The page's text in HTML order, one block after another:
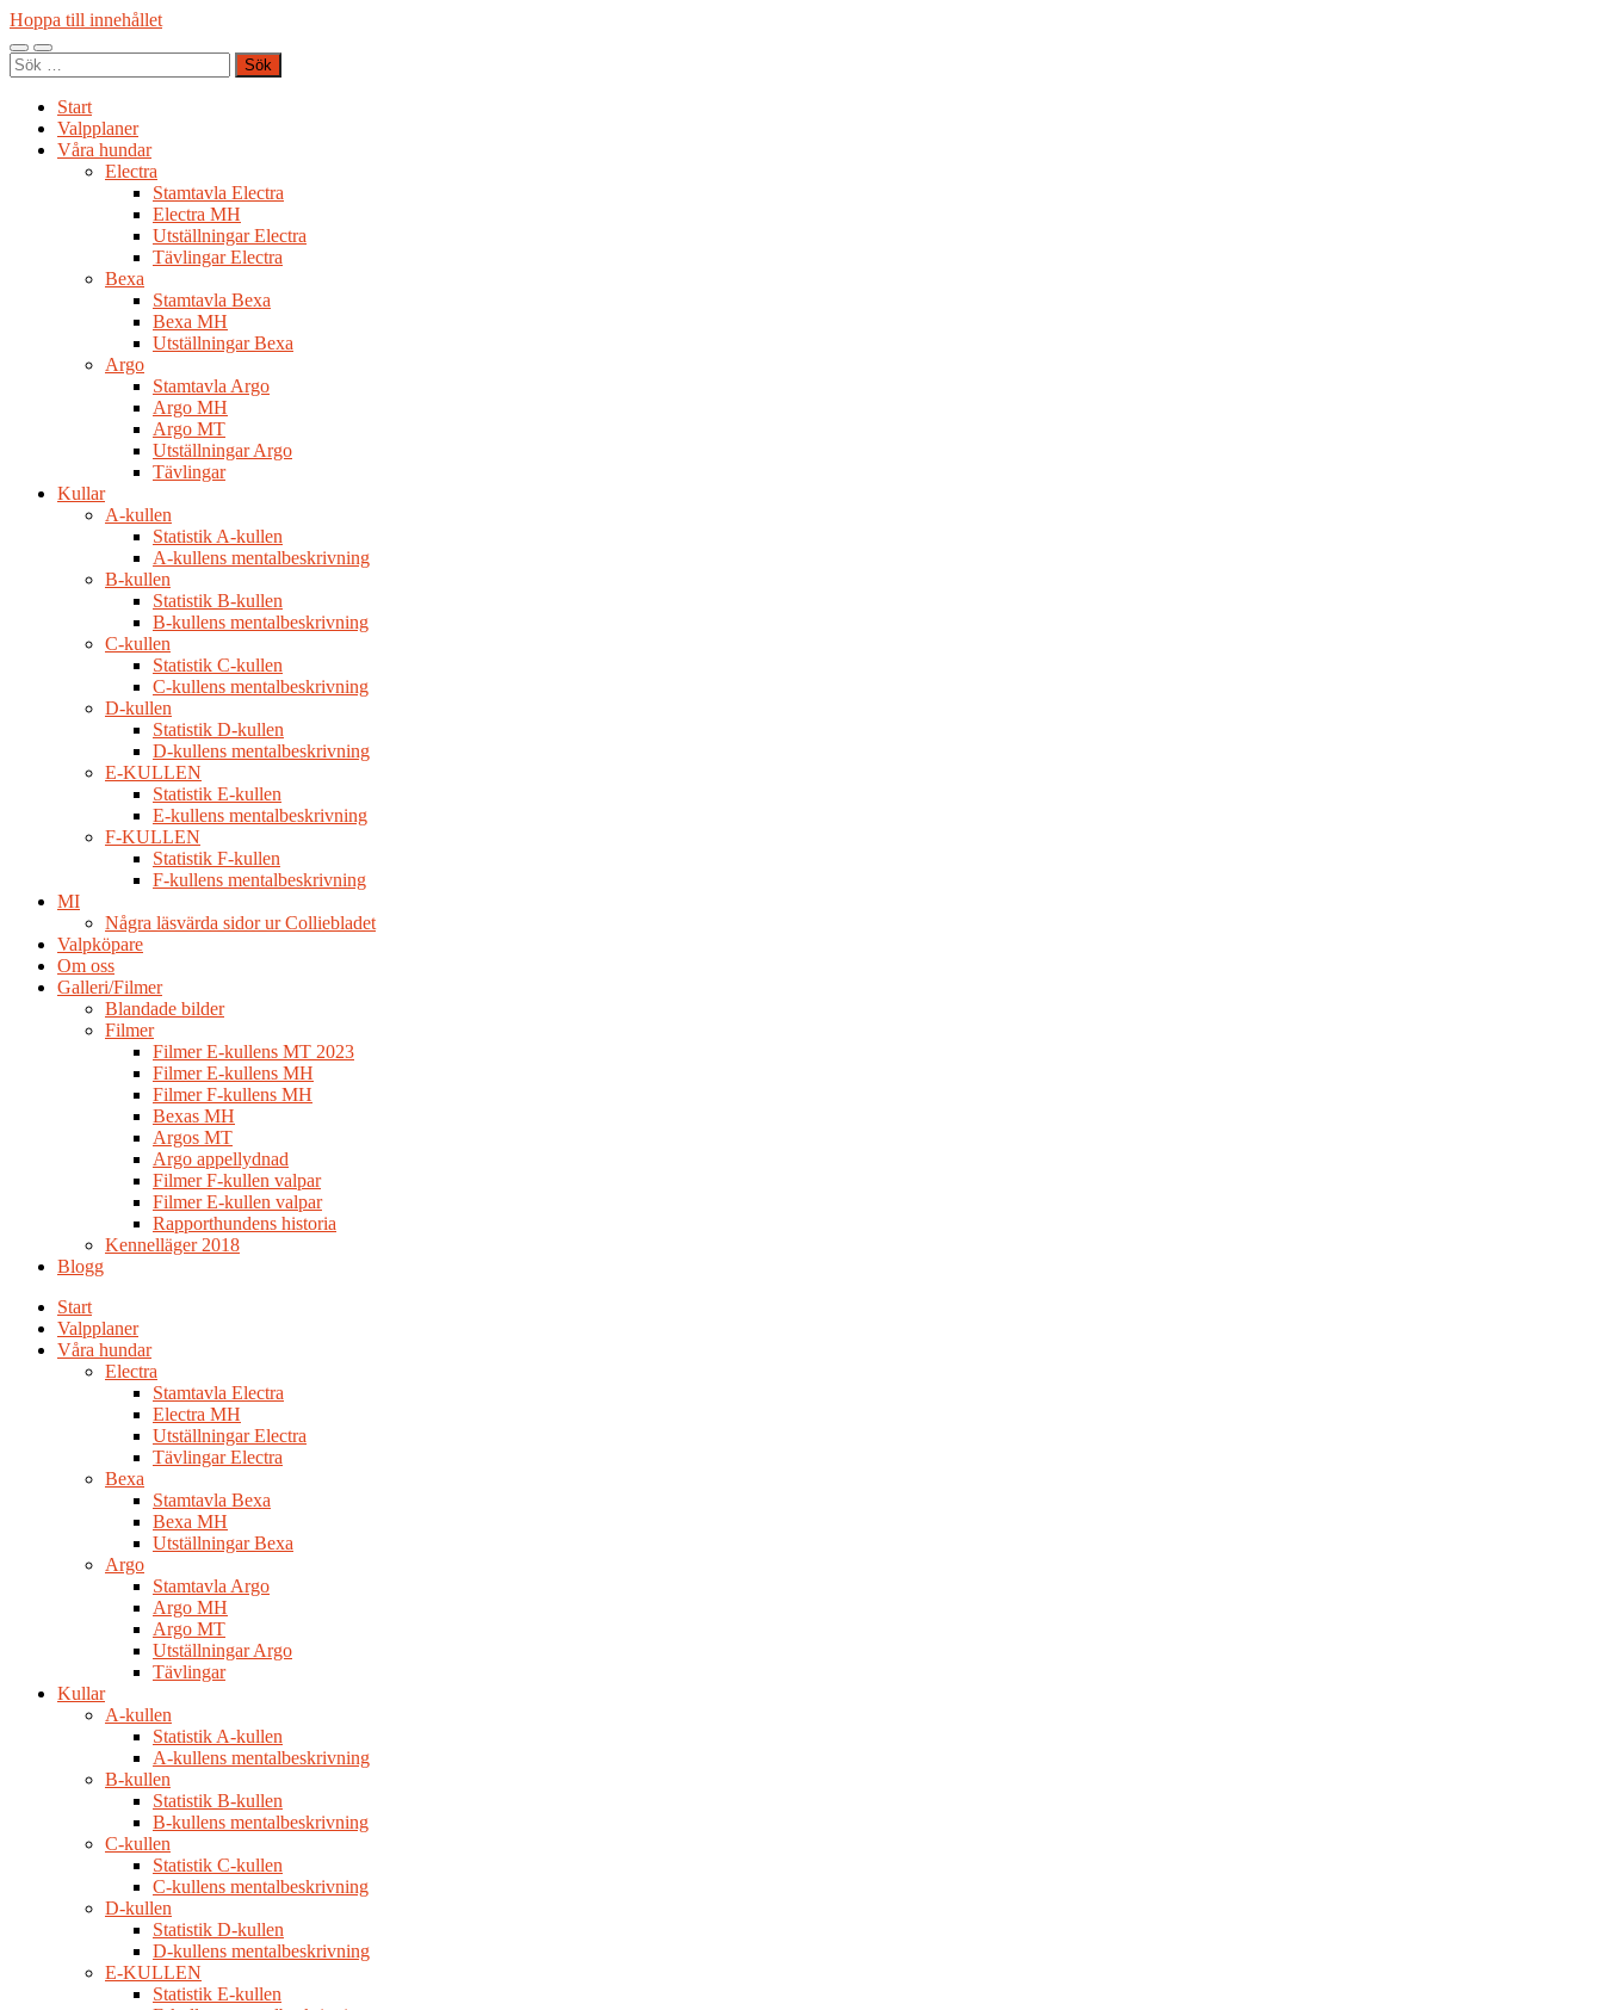
Hoppa till innehållet
Slå
på/av
Slå
på/av
Sök
efter:
Start
Valpplaner
Våra hundar
Electra
Stamtavla Electra
Electra MH
Utställningar Electra
Tävlingar Electra
Bexa
Stamtavla Bexa
Bexa MH
Utställningar Bexa
Argo
Stamtavla Argo
Argo MH
Argo MT
Utställningar Argo
Tävlingar
Kullar
A-kullen
Statistik A-kullen
A-kullens mentalbeskrivning
B-kullen
Statistik B-kullen
B-kullens mentalbeskrivning
C-kullen
Statistik C-kullen
C-kullens mentalbeskrivning
D-kullen
Statistik D-kullen
D-kullens mentalbeskrivning
E-KULLEN
Statistik E-kullen
E-kullens mentalbeskrivning
F-KULLEN
Statistik F-kullen
F-kullens mentalbeskrivning
MI
Några läsvärda sidor ur Colliebladet
Valpköpare
Om oss
Galleri/Filmer
Blandade bilder
Filmer
Filmer E-kullens MT 2023
Filmer E-kullens MH
Filmer F-kullens MH
Bexas MH
Argos MT
Argo appellydnad
Filmer F-kullen valpar
Filmer E-kullen valpar
Rapporthundens historia
Kennelläger 2018
Blogg
Start
Valpplaner
Våra hundar
Electra
Stamtavla Electra
Electra MH
Utställningar Electra
Tävlingar Electra
Bexa
Stamtavla Bexa
Bexa MH
Utställningar Bexa
Argo
Stamtavla Argo
Argo MH
Argo MT
Utställningar Argo
Tävlingar
Kullar
A-kullen
Statistik A-kullen
A-kullens mentalbeskrivning
B-kullen
Statistik B-kullen
B-kullens mentalbeskrivning
C-kullen
Statistik C-kullen
C-kullens mentalbeskrivning
D-kullen
Statistik D-kullen
D-kullens mentalbeskrivning
E-KULLEN
Statistik E-kullen